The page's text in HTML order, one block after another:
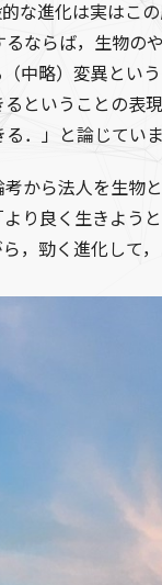
な進化は実はこ
ならば，生物の
中略）変異とい
ということの表
．」と論じていま
から法人を生物
り良く生きよう
，勁く進化して